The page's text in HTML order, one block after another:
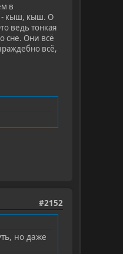
в
- кыш, кыш. О
ведь тонкая
сне. Они всё
всё,
#2152
но даже